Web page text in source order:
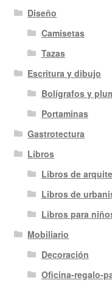
Diseño
Camisetas
Tazas
Escritura y dibujo
Bolígrafos y
Portaminas
Gastrotectura
Libros
Libros de
Libros de
Libros para
Mobiliario
Decoración
Oficina-regalo-